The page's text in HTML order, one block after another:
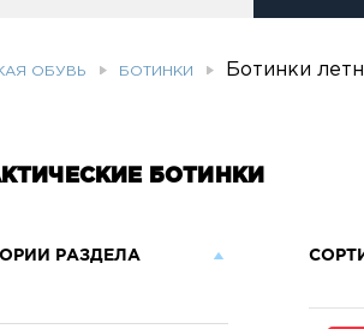
ОБУВЬ БОТИНКИ Ботинки
БОТИНКИ
РАЗДЕЛА